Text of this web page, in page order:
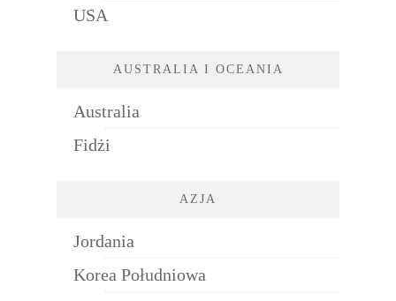
USA
AUSTRALIA I OCEANIA
Australia
Fidżi
AZJA
Jordania
Korea Południowa